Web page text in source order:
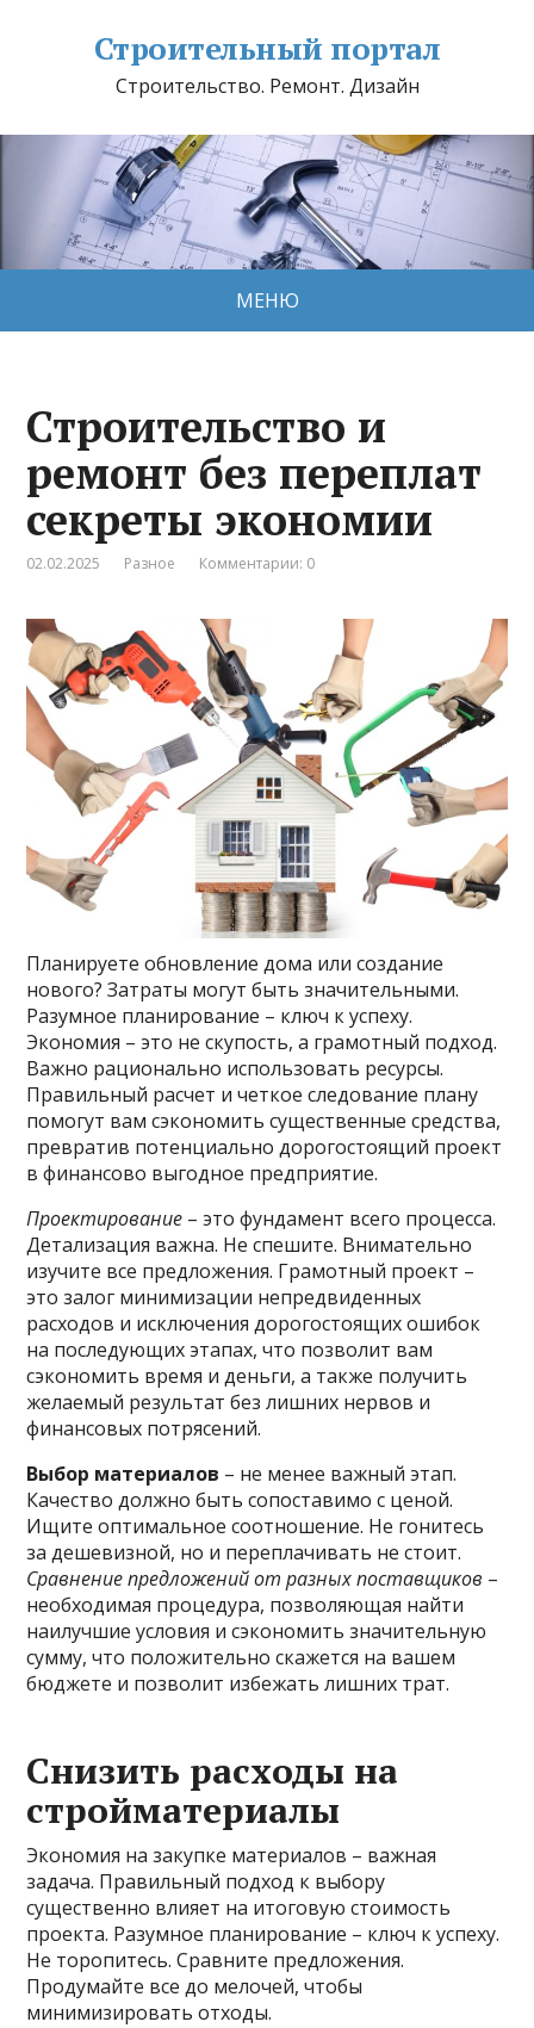
Строительный портал
Строительство. Ремонт. Дизайн
МЕНЮ
Строительство и
ремонт без переплат
секреты экономии
02.02.2025 Разное Комментарии: 0
Планируете обновление дома или создание
нового? Затраты могут быть значительными.
Разумное планирование – ключ к успеху.
Экономия – это не скупость, а грамотный подход.
Важно рационально использовать ресурсы.
Правильный расчет и четкое следование плану
помогут вам сэкономить существенные средства,
превратив потенциально дорогостоящий проект
в финансово выгодное предприятие.
Проектирование – это фундамент всего процесса.
Детализация важна. Не спешите. Внимательно
изучите все предложения. Грамотный проект –
это залог минимизации непредвиденных
расходов и исключения дорогостоящих ошибок
на последующих этапах, что позволит вам
сэкономить время и деньги, а также получить
желаемый результат без лишних нервов и
финансовых потрясений.
Выбор материалов – не менее важный этап.
Качество должно быть сопоставимо с ценой.
Ищите оптимальное соотношение. Не гонитесь
за дешевизной, но и переплачивать не стоит.
Сравнение предложений от разных поставщиков –
необходимая процедура, позволяющая найти
наилучшие условия и сэкономить значительную
сумму, что положительно скажется на вашем
бюджете и позволит избежать лишних трат.
Снизить расходы на
стройматериалы
Экономия на закупке материалов – важная
задача. Правильный подход к выбору
существенно влияет на итоговую стоимость
проекта. Разумное планирование – ключ к успеху.
Не торопитесь. Сравните предложения.
Продумайте все до мелочей, чтобы
минимизировать отходы.